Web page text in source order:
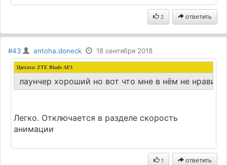
2 ответить
#43 antoha.doneck 18 сентября 2018
Цитата:ZTE Blade AF3
лаунчер хороший но вот что мне в нём не
Легко. Отключается в разделе скорость
анимации
1 ответить